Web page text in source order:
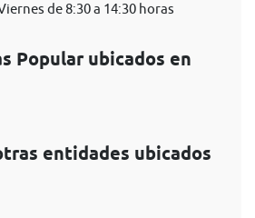
de 8:30 a 14:30 horas
Popular ubicados en
entidades ubicados